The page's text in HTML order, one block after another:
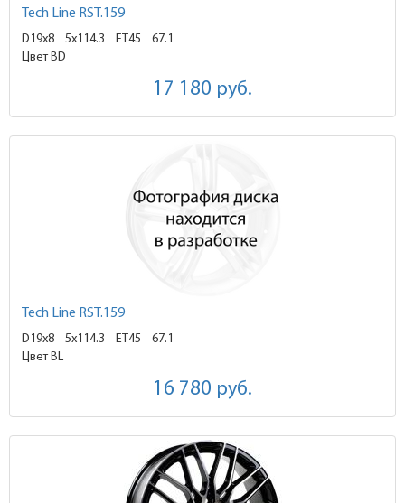
Tech Line RST.159
D19x8 5x114.3 ET45
67.1
Цвет BD
17 180 руб.
Tech Line RST.159
D19x8 5x114.3 ET45
67.1
Цвет BL
16 780 руб.